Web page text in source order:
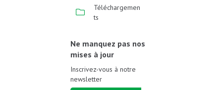
Téléchargemen
ts
Ne manquez pas nos
mises à jour
Inscrivez-vous à notre
newsletter